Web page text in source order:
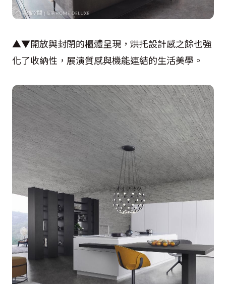
▲▼開放與封閉的櫃體呈現，烘托設計感之餘也強
化了收納性，展演質感與機能連結的生活美學。